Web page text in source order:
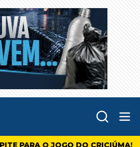
PARA O JOGO DO CRICIÚMA!